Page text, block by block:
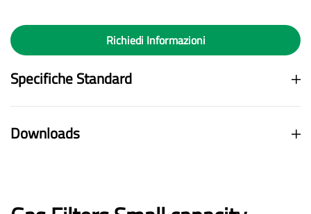
Richiedi Informazioni
Specifiche Standard
Downloads